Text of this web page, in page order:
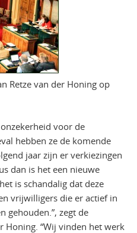
Retze van der Honing op
voor de
hebben ze de komende
jaar zijn er verkiezingen
dan is het een nieuwe
is schandalig dat deze
vrijwilligers die er actief in
gehouden.”, zegt de
Honing. “Wij vinden het werk